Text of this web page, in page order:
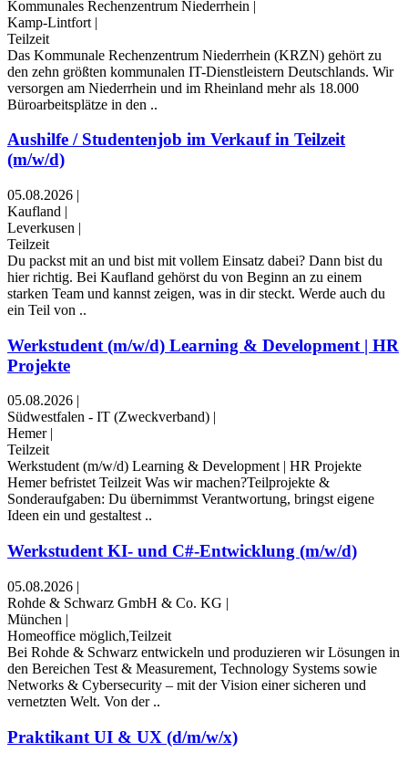
Kommunales Rechenzentrum Niederrhein |
Kamp-Lintfort |
Teilzeit
Das Kommunale Rechenzentrum Niederrhein (KRZN) gehört zu
den zehn größten kommunalen IT-Dienstleistern Deutschlands. Wir
versorgen am Niederrhein und im Rheinland mehr als 18.000
Büroarbeitsplätze in den ..
Aushilfe / Studentenjob im Verkauf in Teilzeit
(m/w/d)
05.08.2026 |
Kaufland |
Leverkusen |
Teilzeit
Du packst mit an und bist mit vollem Einsatz dabei? Dann bist du
hier richtig. Bei Kaufland gehörst du von Beginn an zu einem
starken Team und kannst zeigen, was in dir steckt. Werde auch du
ein Teil von ..
Werkstudent (m/w/d) Learning & Development | HR
Projekte
05.08.2026
Südwestfalen - IT (Zweckverband)
Hemer
Teilzeit
Werkstudent (m/w/d) Learning & Development | HR Projekte ​
Hemer ​befristet ​Teilzeit Was wir machen?Teilprojekte &
Sonderaufgaben: Du übernimmst Verantwortung, bringst eigene
Ideen ein und gestaltest ..
Werkstudent KI- und C#-Entwicklung (m/w/d)
05.08.2026 |
Rohde & Schwarz GmbH & Co. KG |
München |
Homeoffice möglich,Teilzeit
Bei Rohde & Schwarz entwickeln und produzieren wir Lösungen in
den Bereichen Test & Measurement, Technology Systems sowie
Networks & Cybersecurity – mit der Vision einer sicheren und
vernetzten Welt. Von der ..
Praktikant UI & UX (d/m/w/x)